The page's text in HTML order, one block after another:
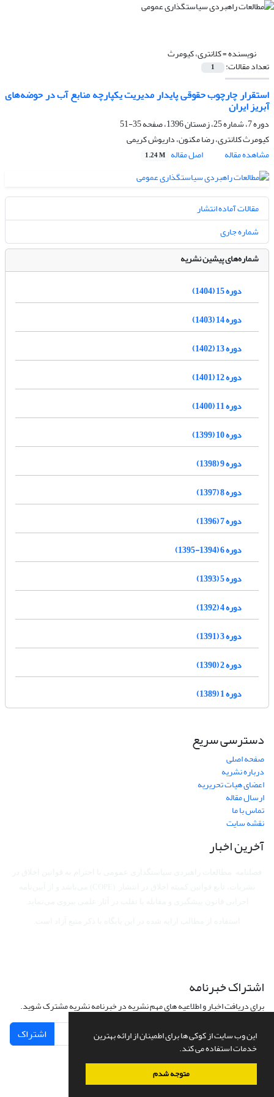
این وب سایت از کوکی ها برای اطمینان از ارائه بهترین
خدمات استفاده می کند.
متوجه شدم
نویسنده =کلانتری، کیومرث
تعداد مقالات: 1
استقرار چارچوب حقوقی پایدار مدیریت یکپارچه منابع آب در حوضه‌های
آبریز ایران
دوره 7، شماره 25، زمستان 1396، صفحه
35-51
کیومرث کلانتری، رضا مکنون، داریوش کریمی
مشاهده مقاله
اصل مقاله 1.24 M
مقالات آماده انتشار
شماره جاری
شماره‌های پیشین نشریه
دوره 15 (1404)
دوره 14 (1403)
دوره 13 (1402)
دوره 12 (1401)
دوره 11 (1400)
دوره 10 (1399)
دوره 9 (1398)
دوره 8 (1397)
دوره 7 (1396)
دوره 6 (1394-1395)
دوره 5 (1393)
دوره 4 (1392)
دوره 3 (1391)
دوره 2 (1390)
دوره 1 (1389)
دسترسی سریع
صفحه اصلی
درباره نشریه
اعضای هیات تحریریه
ارسال مقاله
تماس با ما
نقشه سایت
آخرین اخبار
اشتراک خبرنامه
برای دریافت اخبار و اطلاعیه های مهم نشریه در خبرنامه نشریه مشترک شوید.
اشتراک
سامانه مدیریت نشریات علمی.طراحی و پیاده سازی ازسیناوب